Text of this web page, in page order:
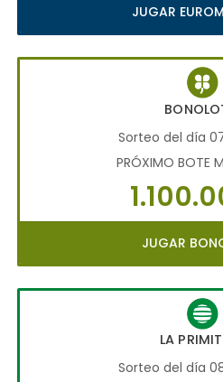
JUGAR
Sorteo del día
PRÓXIMO BOTE
JUGAR
LA
Sorteo del día